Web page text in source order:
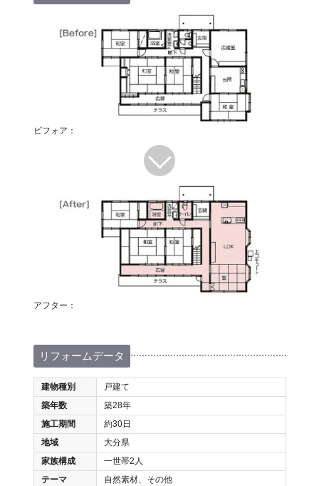
ビフォア：
アフター：
リフォームデータ
建物種別
戸建て
築年数
築28年
施工期間
約30日
地域
大分県
家族構成
一世帯2人
テーマ
自然素材、その他